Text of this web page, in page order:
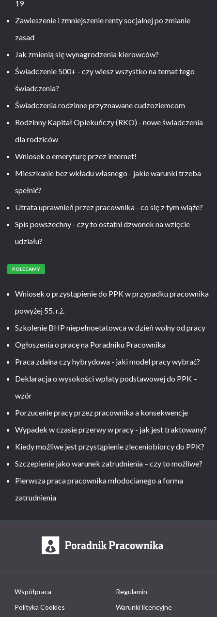
19
Zawieszenie i zmniejszenie renty socjalnej po zmianie
zasad
Jak zmienią się wynagrodzenia kierowców?
Świadczenie 500+ - czy wiesz wszystko na temat tego
świadczenia?
Świadczenia rodzinne przyznawane cudzoziemcom
Rodzinny Kapitał Opiekuńczy (RKO) - nowe świadczenia
dla rodziców
Wniosek o emeryturę przez internet!
Mieszkanie bez wkładu własnego - jakie warunki trzeba
spełnić?
Utrata uprawnień przez pracownika - co się z tym wiąże?
Spis powszechny - czy to ostatni dzwonek na wzięcie
udziału?
POLECAMY
Wniosek o przystąpienie do PPK w przypadku pracownika
powyżej 55. r.ż.
Szkolenie BHP niepełnoetatowca w dzień wolny od pracy
Ogłoszenia o pracę na Poradniku Pracownika
Praca zdalna czy hybrydowa - jaki model pracy wybrać?
Deklaracja o wysokości wpłaty podstawowej do PPK –
wzór
Porzucenie pracy przez pracownika a konsekwencje
Wypadek w czasie przerwy w pracy - jak jest traktowany?
Kiedy możliwe jest przystąpienie zleceniobiorcy do PPK?
Szczepienie jako warunek zatrudnienia – czy to możliwe?
Pierwsza praca pracownika młodocianego a forma
zatrudnienia
Współpraca
Regulamin
Polityka Cookies
Warunki licencyjne